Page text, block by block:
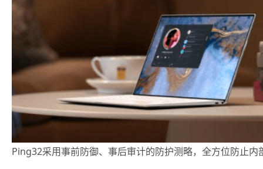
Ping32采用事前防御、事后审计的防护测略，全方位防止内